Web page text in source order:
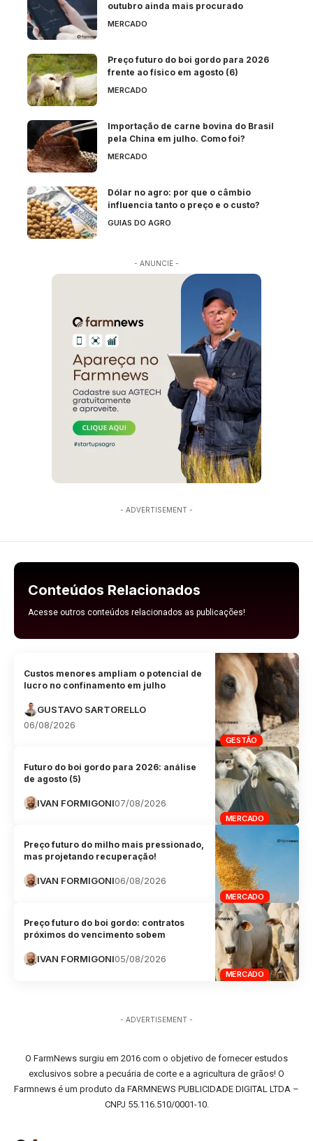
outubro ainda mais procurado
MERCADO
Preço futuro do boi gordo para 2026
frente ao físico em agosto (6)
MERCADO
Importação de carne bovina do Brasil
pela China em julho. Como foi?
MERCADO
Dólar no agro: por que o câmbio
influencia tanto o preço e o custo?
GUIAS DO AGRO
- ANUNCIE -
- ADVERTISEMENT -
Conteúdos Relacionados
Acesse outros conteúdos relacionados as publicações!
GESTÃO
Custos menores ampliam o potencial de
lucro no confinamento em julho
GUSTAVO SARTORELLO
06/08/2026
MERCADO
Futuro do boi gordo para 2026: análise
de agosto (5)
IVAN FORMIGONI07/08/2026
MERCADO
Preço futuro do milho mais pressionado,
mas projetando recuperação!
IVAN FORMIGONI06/08/2026
MERCADO
Preço futuro do boi gordo: contratos
próximos do vencimento sobem
IVAN FORMIGONI05/08/2026
- ADVERTISEMENT -
O FarmNews surgiu em 2016 com o objetivo de fornecer estudos
exclusivos sobre a pecuária de corte e a agricultura de grãos! O
Farmnews é um produto da FARMNEWS PUBLICIDADE DIGITAL LTDA –
CNPJ 55.116.510/0001-10.